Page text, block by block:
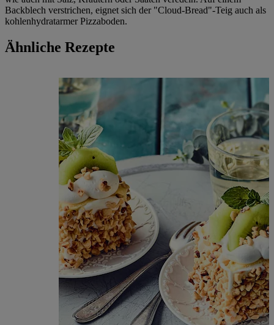
Backblech verstrichen, eignet sich der "Cloud-Bread"-Teig auch als
kohlenhydratarmer Pizzaboden.
Ähnliche Rezepte